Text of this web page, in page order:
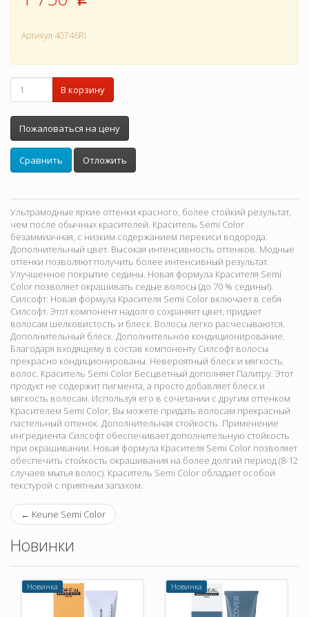
Артикул 40746RI
В корзину
Пожаловаться на цену
Сравнить Отложить
Ультрамодные яркие оттенки красного, более стойкий результат,
чем после обычных красителей. Краситель Semi Color
безаммиачная, с низким содержанием перекиси водорода.
Дополнительный цвет. Высокая интенсивность оттенков. Модные
оттенки позволяют получить более интенсивный результат.
Улучшенное покрытие седины. Новая формула Красителя Semi
Color позволяет окрашивать седые волосы (до 70 % седины!).
Силсофт: Новая формула Красителя Semi Color включает в себя
Силсофт. Этот компонент надолго сохраняет цвет, придает
волосам шелковистость и блеск. Волосы легко расчесываются.
Дополнительный блеск. Дополнительное кондиционирование.
Благодаря входящему в состав компоненту Силсофт волосы
прекрасно кондиционированы. Невероятный блеск и мягкость
волос. Краситель Semi Color Бесцветный дополняет Палитру. Этот
продукт не содержит пигмента, а просто добавляет блеск и
мягкость волосам. Используя его в сочетании с другим оттенком
Красителем Semi Color, Вы можете придать волосам прекрасный
пастельный оттенок. Дополнительная стойкость. Применение
ингредиента Силсофт обеспечивает дополнительную стойкость
при окрашивании. Новая формула Красителя Semi Color позволяет
обеспечить стойкость окрашивания на более долгий период (8-12
случаев мытья волос). Краситель Semi Color обладает особой
текстурой с приятным запахом.
← Keune Semi Color
Новинки
Новинка Новинка